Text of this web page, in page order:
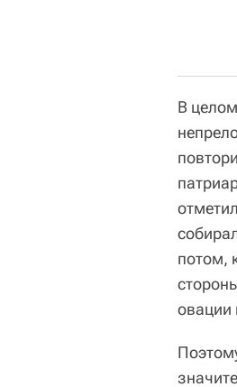
В
потом,
овации